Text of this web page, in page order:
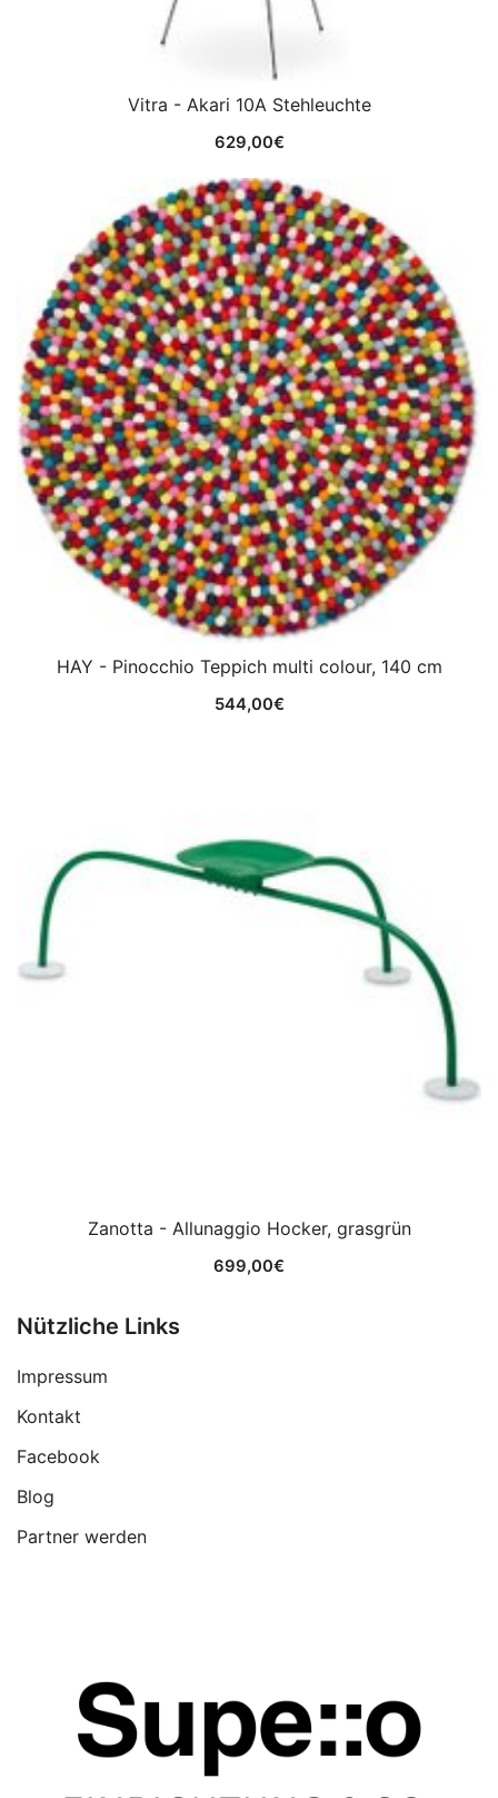
Vitra - Akari 10A Stehleuchte
629,00€
HAY - Pinocchio Teppich multi colour, 140 cm
544,00€
Zanotta - Allunaggio Hocker, grasgrün
699,00€
Nützliche Links
Impressum
Kontakt
Facebook
Blog
Partner werden